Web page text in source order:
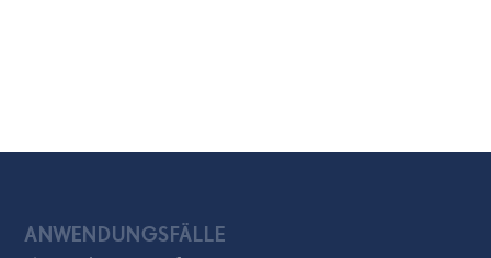
ANWENDUNGSFÄLLE